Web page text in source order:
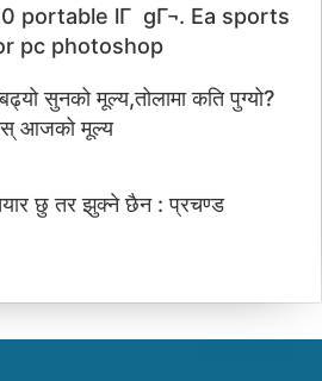
portable lГ gГ¬. Ea sports
pc photoshop
बढ्यो सुनको मूल्य,तोलामा कति पुग्यो?
आजको मूल्य
छु तर झुक्ने छैन : प्रचण्ड